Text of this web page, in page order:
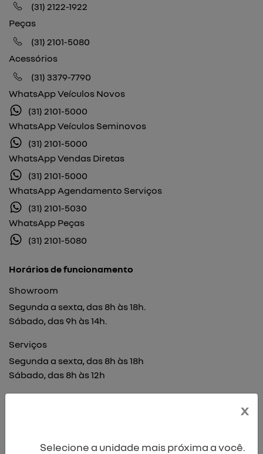
(31) 2122-1922
Peças
(31) 2101-5080
Acessórios
(31) 3379-7790
WhatsApp Veículos Novos
(31) 2101-5000
WhatsApp Veículos Seminovos
(31) 2101-5000
WhatsApp Vendas Diretas
(31) 2101-5000
WhatsApp Agendamento Serviços
(31) 2101-5030
WhatsApp Peças
(31) 2101-5080
Horários de funcionamento
Showroom
Segunda a sexta, das 8h às 18h.
Sábado, das 9h às 14h.
Serviços
Segunda a sexta, das 8h às 18h
Sábado, das 8h às 12h
x
Selecione a unidade mais próxima a você.